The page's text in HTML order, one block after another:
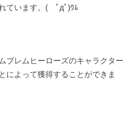
ています。( ﾟдﾟ)ｳﾑ
ブレムヒーローズのキャラクター
によって獲得することができま